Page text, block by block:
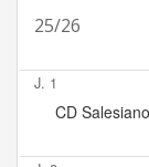
25/26
J. 1
CD